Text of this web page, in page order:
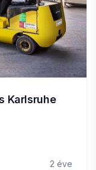
Karlsruhe
2 éve